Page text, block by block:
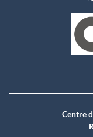
Centre